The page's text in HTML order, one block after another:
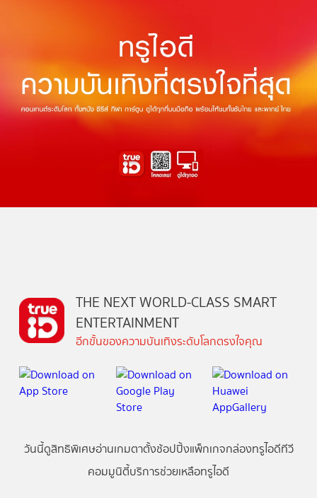
THE NEXT WORLD-CLASS SMART
ENTERTAINMENT
อีกขั้นของความบันเทิงระดับโลกตรงใจคุณ
วันนี้ดูสิทธิพิเศษอ่านเกมตาตั้งช้อปปิ้งแพ็กเกจกล่องทรูไอดีทีวี
คอมมูนิตี้บริการช่วยเหลือทรูไอดี